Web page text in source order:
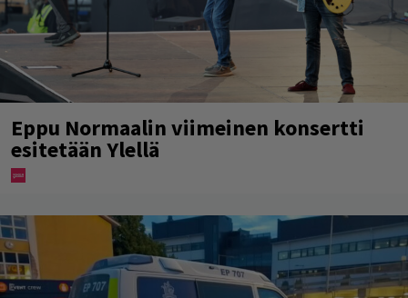
Eppu Normaalin viimeinen konsertti
esitetään Ylellä